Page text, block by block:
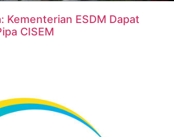
Kementerian ESDM Dapat
CISEM